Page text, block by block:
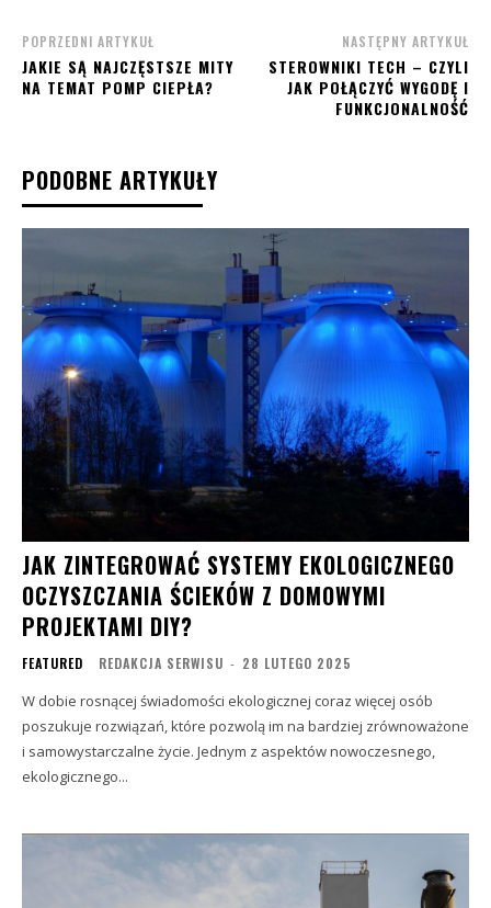
POPRZEDNI ARTYKUŁ
JAKIE SĄ NAJCZĘSTSZE MITY
NA TEMAT POMP CIEPŁA?
NASTĘPNY ARTYKUŁ
STEROWNIKI TECH – CZYLI
JAK POŁĄCZYĆ WYGODĘ I
FUNKCJONALNOŚĆ
PODOBNE ARTYKUŁY
JAK ZINTEGROWAĆ SYSTEMY EKOLOGICZNEGO
OCZYSZCZANIA ŚCIEKÓW Z DOMOWYMI
PROJEKTAMI DIY?
FEATURED REDAKCJA SERWISU - 28 LUTEGO 2025
W dobie rosnącej świadomości ekologicznej coraz więcej osób
poszukuje rozwiązań, które pozwolą im na bardziej zrównoważone
i samowystarczalne życie. Jednym z aspektów nowoczesnego,
ekologicznego...